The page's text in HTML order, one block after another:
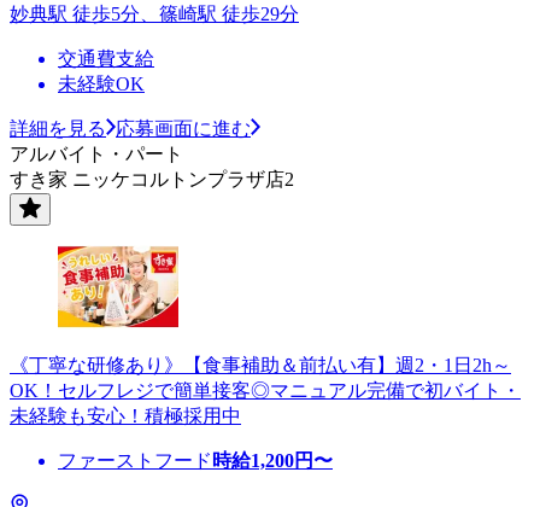
妙典駅 徒歩5分、篠崎駅 徒歩29分
交通費支給
未経験OK
詳細を見る
応募画面に進む
アルバイト・パート
すき家 ニッケコルトンプラザ店2
《丁寧な研修あり》【食事補助＆前払い有】週2・1日2h～
OK！セルフレジで簡単接客◎マニュアル完備で初バイト・
未経験も安心！積極採用中
ファーストフード 時給1,200円〜